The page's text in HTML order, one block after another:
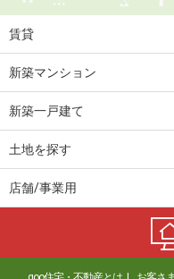
専有面積
広島県広島市南区上東雲
住 所
賃貸
新築マンション
新築一戸建て
土地を探す
店舗/事業用